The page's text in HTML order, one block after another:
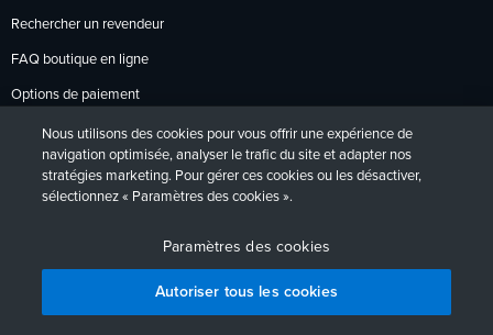
Comparer les abonnements Commencer l’essai gratuit
Rechercher un revendeur
FAQ boutique en ligne
Options de paiement
Politique de retour
DeutschFrançais Español日本語
Nous utilisons des cookies pour vous offrir une expérience de
navigation optimisée, analyser le trafic du site et adapter nos
stratégies marketing. Pour gérer ces cookies ou les désactiver,
sélectionnez « Paramètres des cookies ».
Paramètres des cookies
Autoriser tous les cookies